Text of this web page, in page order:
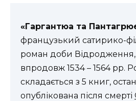
«Гаргантюа та
французький сатирико-
роман доби
впродовж 1534 – 1564 рр.
складається з 5 книг,
опублікована після смерті